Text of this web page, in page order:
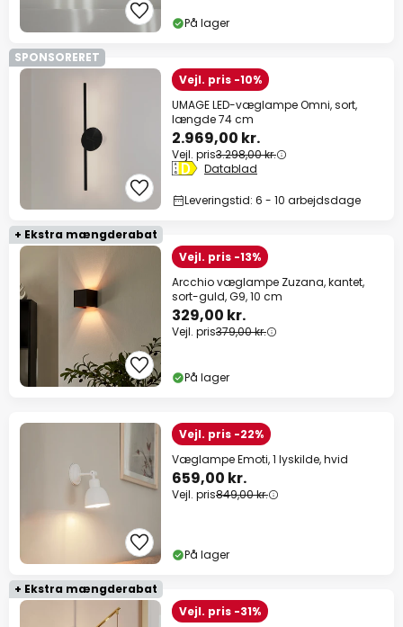
På lager
SPONSORERET
Vejl. pris -10%
UMAGE LED-væglampe Omni, sort,
længde 74 cm
2.969,00 kr.
Vejl. pris3.298,00 kr.
Datablad
Leveringstid: 6 - 10 arbejdsdage
+ Ekstra mængderabat
Vejl. pris -13%
Arcchio væglampe Zuzana, kantet,
sort-guld, G9, 10 cm
329,00 kr.
Vejl. pris379,00 kr.
På lager
Vejl. pris -22%
Væglampe Emoti, 1 lyskilde, hvid
659,00 kr.
Vejl. pris849,00 kr.
På lager
+ Ekstra mængderabat
Vejl. pris -31%